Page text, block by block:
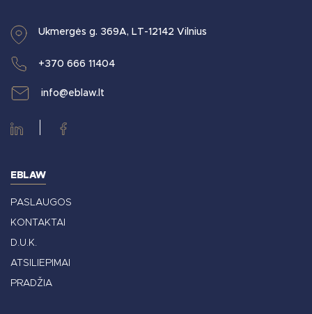
Ukmergės g. 369A, LT-12142 Vilnius
+370 666 11404
info@eblaw.lt
EBLAW
PASLAUGOS
KONTAKTAI
D.U.K.
ATSILIEPIMAI
PRADŽIA